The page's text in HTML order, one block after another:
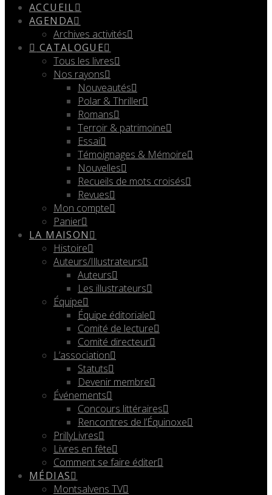
ACCUEIL
AGENDA
Archives activités
CATALOGUE
Tous les livres
Nos rayons
Nouveautés
Polar & Thriller
Romans
Terroir & patrimoine
Essai
Témoignages & Mémoire
Nouvelles
Recueils de mots croisés
Revues
Mon compte
Panier
LA MAISON
Histoire
Auteurs/Illustrateurs
Auteurs
Les illustrateurs
Équipe
Équipe éditoriale
Comité de lecture
Comité directeur
L’association
Statuts
Devenir membre
Événements
Concours littéraires
Rencontres de l’Équinoxe
PrillyLivres
Livres en fête
Comment se faire éditer
MÉDIAS
Montsalvens TV